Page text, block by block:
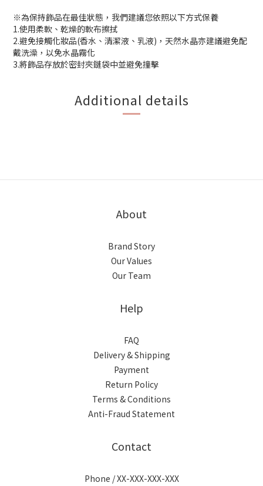
※為保持飾品在最佳狀態，我們建議您依照以下方式保養
1.使用柔軟、乾燥的軟布擦拭
2.避免接觸化妝品(香水、清潔液、乳液)，天然水晶亦建議避免配
戴洗澡，以免水晶霧化
3.將飾品存放於密封夾鏈袋中並避免撞擊
Additional details
About
Brand Story
Our Values
Our Team
Help
FAQ
Delivery & Shipping
Payment
Return Policy
Terms & Conditions
Anti-Fraud Statement
Contact
Phone / XX-XXX-XXX-XXX